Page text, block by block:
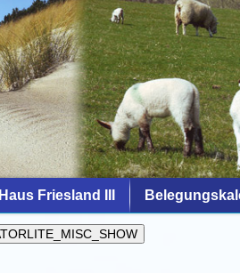
Haus Friesland III